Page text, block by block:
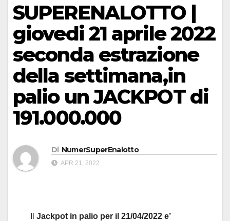
SUPERENALOTTO |
giovedi 21 aprile 2022
seconda estrazione
della settimana,in
palio un JACKPOT di
191.000.000
Di NumerSuperEnalotto
APR 21, 2022
Jackpot in palio per il 21/04/2022 e’